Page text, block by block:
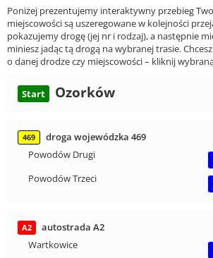
Poniżej prezentujemy interaktywny przebieg
miejscowości są uszeregowane w kolejności
pokazujemy drogę (jej nr i rodzaj), a następnie
miniesz jadąc tą drogą na wybranej trasie.
o danej drodze czy miejscowości – kliknij
Start Ozorków
469
droga wojewódzka 469
Powodów Drugi
Powodów Trzeci
A2
autostrada A2
Wartkowice